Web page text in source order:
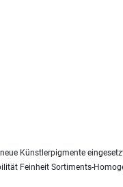
Künstlerpigmente
Feinheit Sortiments-